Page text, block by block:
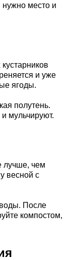
место и
и уже
ягоды.
полутень.
мульчируют.
лучше, чем
весной с
После
компостом,